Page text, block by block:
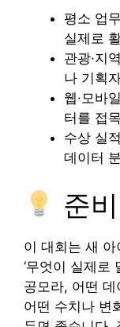
평소 업
실제로
관광·지
나 기획
웹·모바
터를 접
수상 실
데이터
준
이 대회는 새
‘무엇이 실제로
공모라, 어떤
어떤 수치나 변